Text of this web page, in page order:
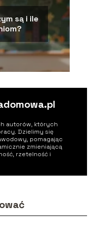
są i ile
autorów, których
Dzielimy się
pomagając
zmieniającą
rzetelność i